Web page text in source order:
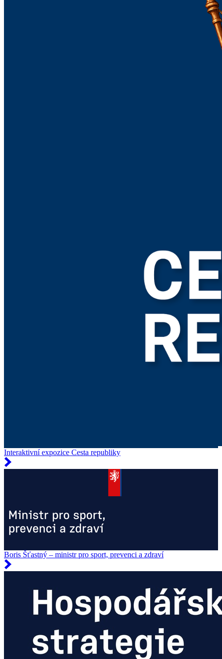
Interaktivní expozice Cesta republiky
Boris Šťastný – ministr pro sport, prevenci a zdraví